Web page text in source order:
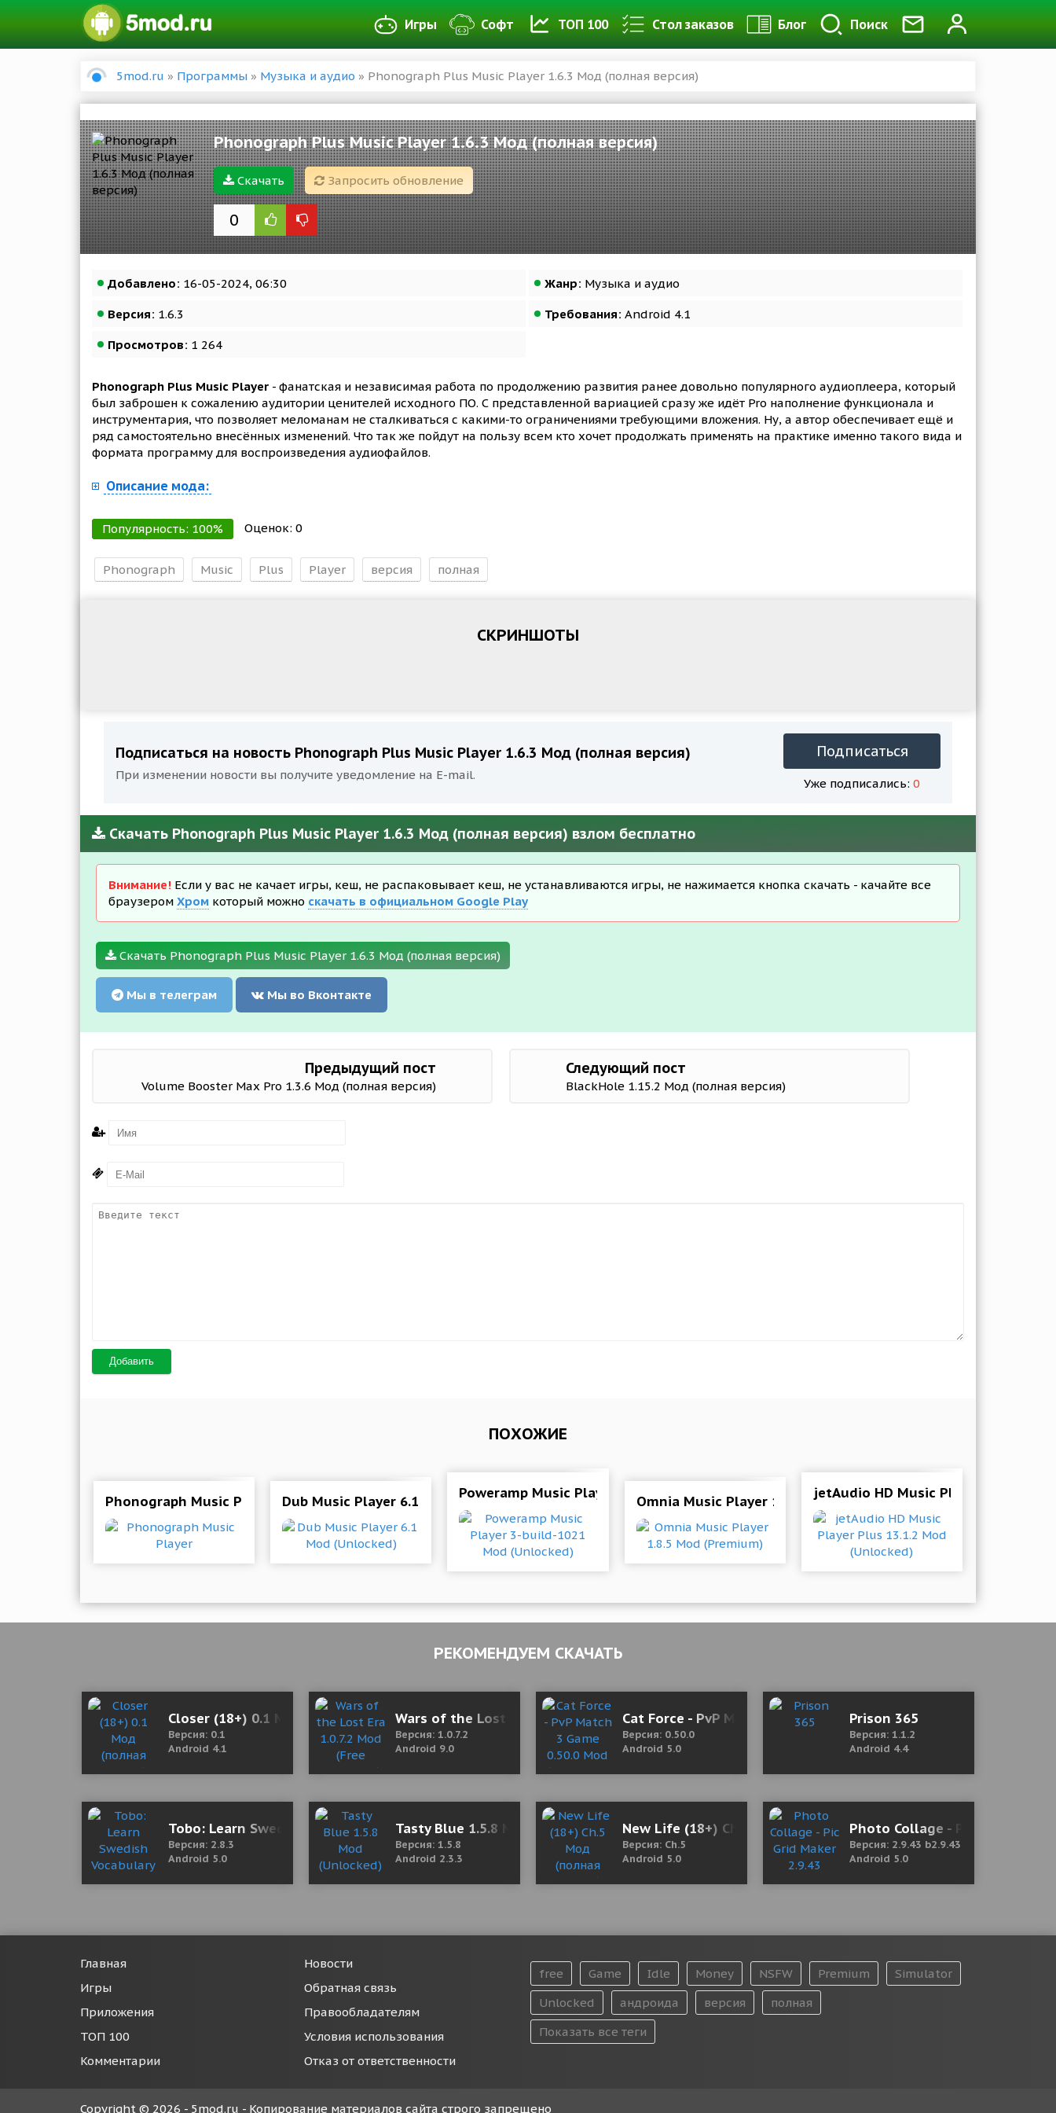
Игры Софт ТОП 100 Стол заказов Блог Поиск
5mod.ru » Программы » Музыка и аудио » Phonograph Plus Music Player 1.6.3 Мод (полная версия)
Phonograph Plus Music Player 1.6.3 Мод (полная версия)
Скачать Запросить обновление
0
Добавлено: 16-05-2024, 06:30 Жанр: Музыка и аудио
Версия: 1.6.3 Требования: Android 4.1
Просмотров: 1 264
Phonograph Plus Music Player - фанатская и независимая работа по продолжению развития ранее довольно популярного аудиоплеера, который
был заброшен к сожалению аудитории ценителей исходного ПО. С представленной вариацией сразу же идёт Pro наполнение функционала и
инструментария, что позволяет меломанам не сталкиваться с какими-то ограничениями требующими вложения. Ну, а автор обеспечивает ещё и
ряд самостоятельно внесённых изменений. Что так же пойдут на пользу всем кто хочет продолжать применять на практике именно такого вида и
формата программу для воспроизведения аудиофайлов.
Описание мода:
Популярность: 100% Оценок: 0
Phonograph Music Plus Player версия полная
СКРИНШОТЫ
Подписаться на новость Phonograph Plus Music Player 1.6.3 Мод (полная версия)
При изменении новости вы получите уведомление на E-mail.
Подписаться
Уже подписались: 0
Скачать Phonograph Plus Music Player 1.6.3 Мод (полная версия) взлом бесплатно
Внимание! Если у вас не качает игры, кеш, не распаковывает кеш, не устанавливаются игры, не нажимается кнопка скачать - качайте все
браузером Хром который можно скачать в официальном Google Play
Скачать Phonograph Plus Music Player 1.6.3 Мод (полная версия)
Мы в телеграм Мы во Вконтакте
Предыдущий пост
Volume Booster Max Pro 1.3.6 Мод (полная версия)
Следующий пост
BlackHole 1.15.2 Мод (полная версия)
Добавить
ПОХОЖИЕ
Phonograph Music Player Dub Music Player 6.1 Mod (Unlocked)Poweramp Music Player 3-build-1021 Mod (Unlocked)
Omnia Music Player 1.8.5 Mod (Premium)jetAudio HD Music Player Plus
РЕКОМЕНДУЕМ СКАЧАТЬ
Closer (18+) 0.1 Мод (полная версия)
Версия: 0.1
Android 4.1
Wars of the Lost Era 1.0.7.2 Mod (Free Shopping)
Версия: 1.0.7.2
Android 9.0
Cat Force - PvP Match 3 Game 0.50.0 Mod (Unlimited Money/
Версия: 0.50.0
Android 5.0
Prison 365
Версия: 1.1.2
Android 4.4
Tobo: Learn Swedish Vocabulary 2.8.3 Mod (Premium)
Версия: 2.8.3
Android 5.0
Tasty Blue 1.5.8 Mod (Unlocked)
Версия: 1.5.8
Android 2.3.3
New Life (18+) Ch.5 Мод (полная версия)
Версия: Ch.5
Android 5.0
Photo Collage - Pic Grid Maker
Версия: 2.9.43 b2.9.43
Android 5.0
Главная
Игры
Приложения
ТОП 100
Комментарии
Новости
Обратная связь
Правообладателям
Условия использования
Отказ от ответственности
free Game Idle Money NSFW Premium
Simulator
Unlocked
андроида версия
полная
Показать все теги
Copyright © 2026 - 5mod.ru - Копирование материалов сайта строго запрещено